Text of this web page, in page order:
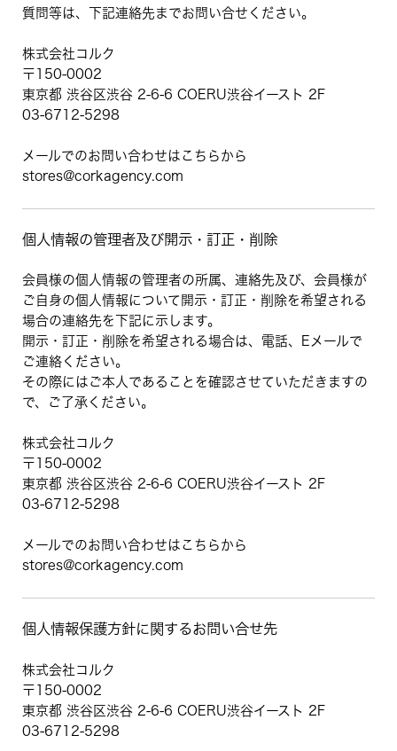
質問等は、下記連絡先までお問い合せください。
株式会社コルク
〒150-0002
東京都 渋谷区渋谷 2-6-6 COERU渋谷イースト 2F
03-6712-5298
メールでのお問い合わせはこちらから
stores@corkagency.com
個人情報の管理者及び開示・訂正・削除
会員様の個人情報の管理者の所属、連絡先及び、会員様が
ご自身の個人情報について開示・訂正・削除を希望される
場合の連絡先を下記に示します。
開示・訂正・削除を希望される場合は、電話、Eメールで
ご連絡ください。
その際にはご本人であることを確認させていただきますの
で、ご了承ください。
株式会社コルク
〒150-0002
東京都 渋谷区渋谷 2-6-6 COERU渋谷イースト 2F
03-6712-5298
メールでのお問い合わせはこちらから
stores@corkagency.com
個人情報保護方針に関するお問い合せ先
株式会社コルク
〒150-0002
東京都 渋谷区渋谷 2-6-6 COERU渋谷イースト 2F
03-6712-5298